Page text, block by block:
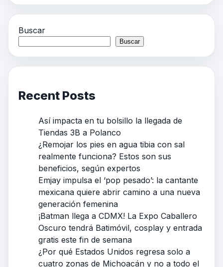
Buscar
Buscar
Recent Posts
Así impacta en tu bolsillo la llegada de
Tiendas 3B a Polanco
¿Remojar los pies en agua tibia con sal
realmente funciona? Estos son sus
beneficios, según expertos
Emjay impulsa el ‘pop pesado’: la cantante
mexicana quiere abrir camino a una nueva
generación femenina
¡Batman llega a CDMX! La Expo Caballero
Oscuro tendrá Batimóvil, cosplay y entrada
gratis este fin de semana
¿Por qué Estados Unidos regresa solo a
cuatro zonas de Michoacán y no a todo el